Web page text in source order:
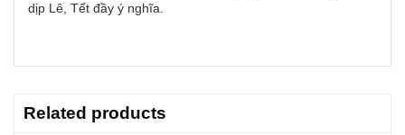
dịp Lê, Tết đầy ý nghĩa.
Related products